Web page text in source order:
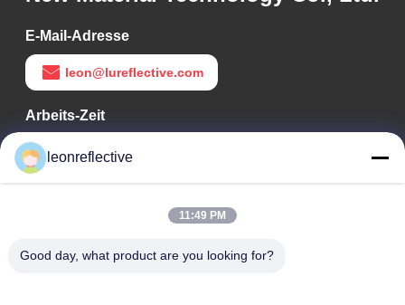
E-Mail-Adresse
leon@lureflective.com
Arbeits-Zeit
9:00-18:00
Unsere Adresse
Adresse des Unternehmens
Technologiepark Huayi, Hightech-Zone, Hefei, Anhui, China
leonreflective
11:49 PM
Good day, what product are you looking for?